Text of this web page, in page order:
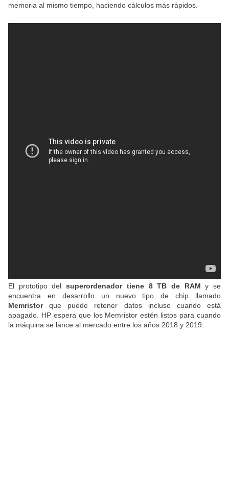
memoria al mismo tiempo, haciendo cálculos más rápidos.
El prototipo delsuperordenador tiene 8 TB de RAM y se
encuentra en desarrollo un nuevo tipo de chip llamado
Memristorque puede retener datos incluso cuando está
apagado. HP espera que los Memristor estén listos para cuando
la máquina se lance al mercado entre los años 2018 y 2019.